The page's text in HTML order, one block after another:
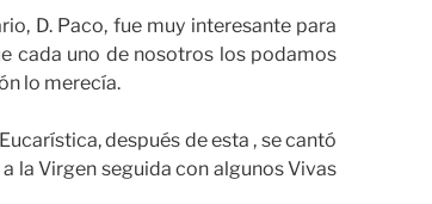
D. Paco, fue muy interesante para
cada uno de nosotros los podamos
lo merecía.
después de esta , se cantó
la Virgen seguida con algunos Vivas